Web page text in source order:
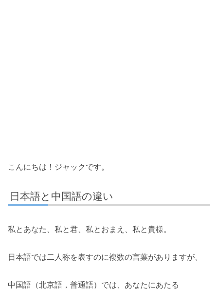
こんにちは！ジャックです。
日本語と中国語の違い
私とあなた、私と君、私とおまえ、私と貴様。
日本語では二人称を表すのに複数の言葉がありますが、
中国語（北京語，普通語）では、あなたにあたる